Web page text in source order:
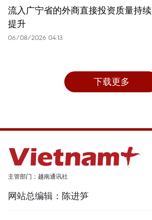
流入广宁省的外商直接投资质量持续
提升
06/08/2026 04:13
下载更多
主管部门：越南通讯社
网站总编辑：陈进笋